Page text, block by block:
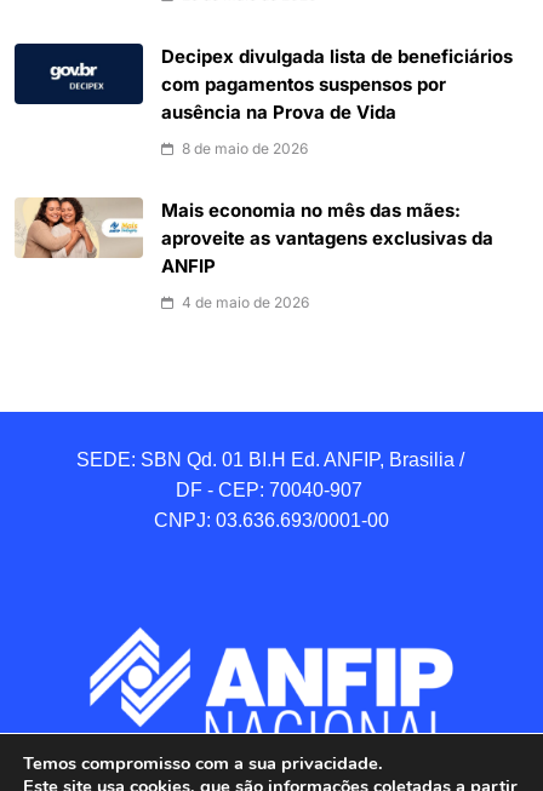
Decipex divulgada lista de beneficiários
com pagamentos suspensos por
ausência na Prova de Vida
8 de maio de 2026
Mais economia no mês das mães:
aproveite as vantagens exclusivas da
ANFIP
4 de maio de 2026
SEDE: SBN Qd. 01 BI.H Ed. ANFIP, Brasilia /
DF - CEP: 70040-907
CNPJ: 03.636.693/0001-00
Temos compromisso com a sua privacidade.
Este site usa cookies, que são informações coletadas a partir